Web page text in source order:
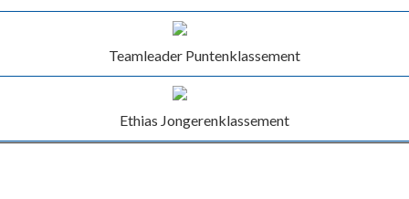
Teamleader Puntenklassement
Ethias Jongerenklassement